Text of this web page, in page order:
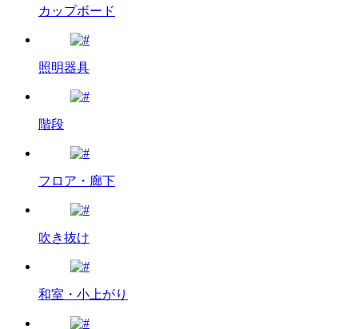
カップボード
照明器具
階段
フロア・廊下
吹き抜け
和室・小上がり